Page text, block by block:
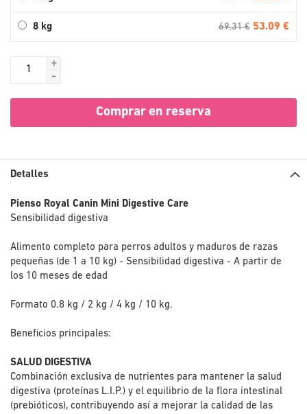
8 kg 69.31 € 53.09 €
+
-
Comprar en reserva
Detalles
Pienso Royal Canin Mini Digestive Care
Sensibilidad digestiva
Alimento completo para perros adultos y maduros de razas
pequeñas (de 1 a 10 kg) - Sensibilidad digestiva - A partir de
los 10 meses de edad
Formato 0.8 kg / 2 kg / 4 kg / 10 kg.
Beneficios principales:
SALUD DIGESTIVA
Combinación exclusiva de nutrientes para mantener la salud
digestiva (proteínas L.I.P.) y el equilibrio de la flora intestinal
(prebióticos), contribuyendo así a mejorar la calidad de las